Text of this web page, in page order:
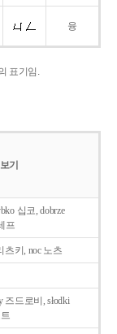
융
표기임.
보기
십코, dobrze
프
츠키, noc 노츠
즈드로비, słodki